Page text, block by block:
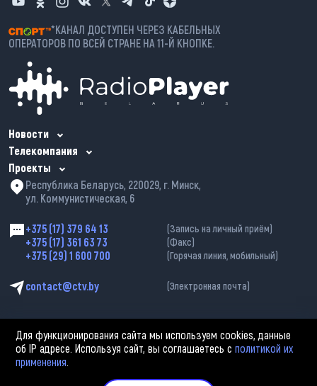
*КАНАЛ ДОСТУПЕН ЧЕРЕЗ КАБЕЛЬНЫХ
ОПЕРАТОРОВ ПО ВСЕЙ СТРАНЕ НА 11-Й КНОПКЕ.
Новости
Телекомпания
Проекты
Республика Беларусь, 220029, г. Минск,
ул. Коммунистическая, 6
+375 (17) 379 64 13 (Запись на личный приём)
+375 (17) 361 63 73 (Факс)
+375 (29) 1 600 700 (Горячая линия, мобильный)
contact@ctv.by (Электронная почта)
2002—2026 © ЗАО «Столичное телевидение». При любом использовании
материалов активная гиперссылка на «belarus-news.by» обязательна.
Для функционирования сайта мы используем cookies, данные
об IP адресе. Используя сайт, вы соглашаетесь сполитикой их
применения.